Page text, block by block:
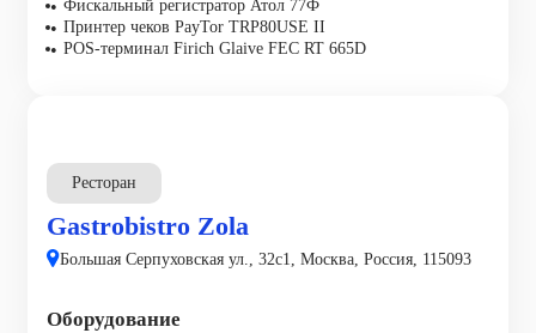
Фискальный регистратор Атол 77Ф
Принтер чеков PayTor TRP80USE II
POS-терминал Firich Glaive FEC RT 665D
Ресторан
Gastrobistro Zola
Большая Серпуховская ул., 32с1, Москва, Россия, 115093
Оборудование